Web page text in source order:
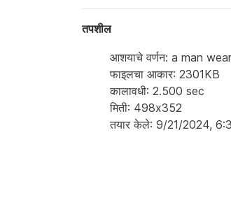
तपशील
आशयाचे वर्णन: a man
फाइलचा आकार: 2301KB
कालावधी: 2.500 sec
मिती: 498x352
तयार केले: 9/21/2024,